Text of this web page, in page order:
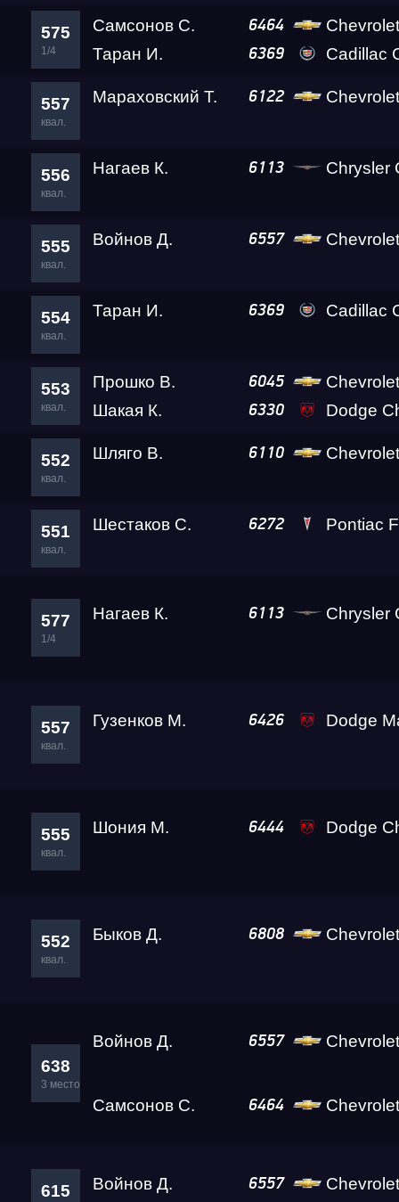
575
1/4
Самсонов С. 6464
Chevrolet
Таран И.
6369 Cadillac
557
квал.
Мараховский Т. 6122
556
квал.
Нагаев К. 6113 Chrysler
555
квал.
Войнов Д. 6557
554
квал.
Таран И. 6369 Cadillac
553
квал.
Прошко В. 6045
Chevrolet
Шакая К.
6330 Dodge
552
квал.
Шляго В. 6110
551
квал.
Шестаков С. 6272 Pontiac
577
1/4
Нагаев К. 6113 Chrysler
557
квал.
Гузенков М. 6426 Dodge
555
квал.
Шония М. 6444 Dodge Challenger SRT
552
квал.
Быков Д. 6808
638
3 место
Войнов Д. 6557
Самсонов С. 6464 Chevrolet
615 Войнов Д. 6557